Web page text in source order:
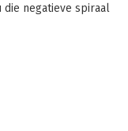
die negatieve spiraal
echt in geloven. Ze
om mee te doen.
echt te